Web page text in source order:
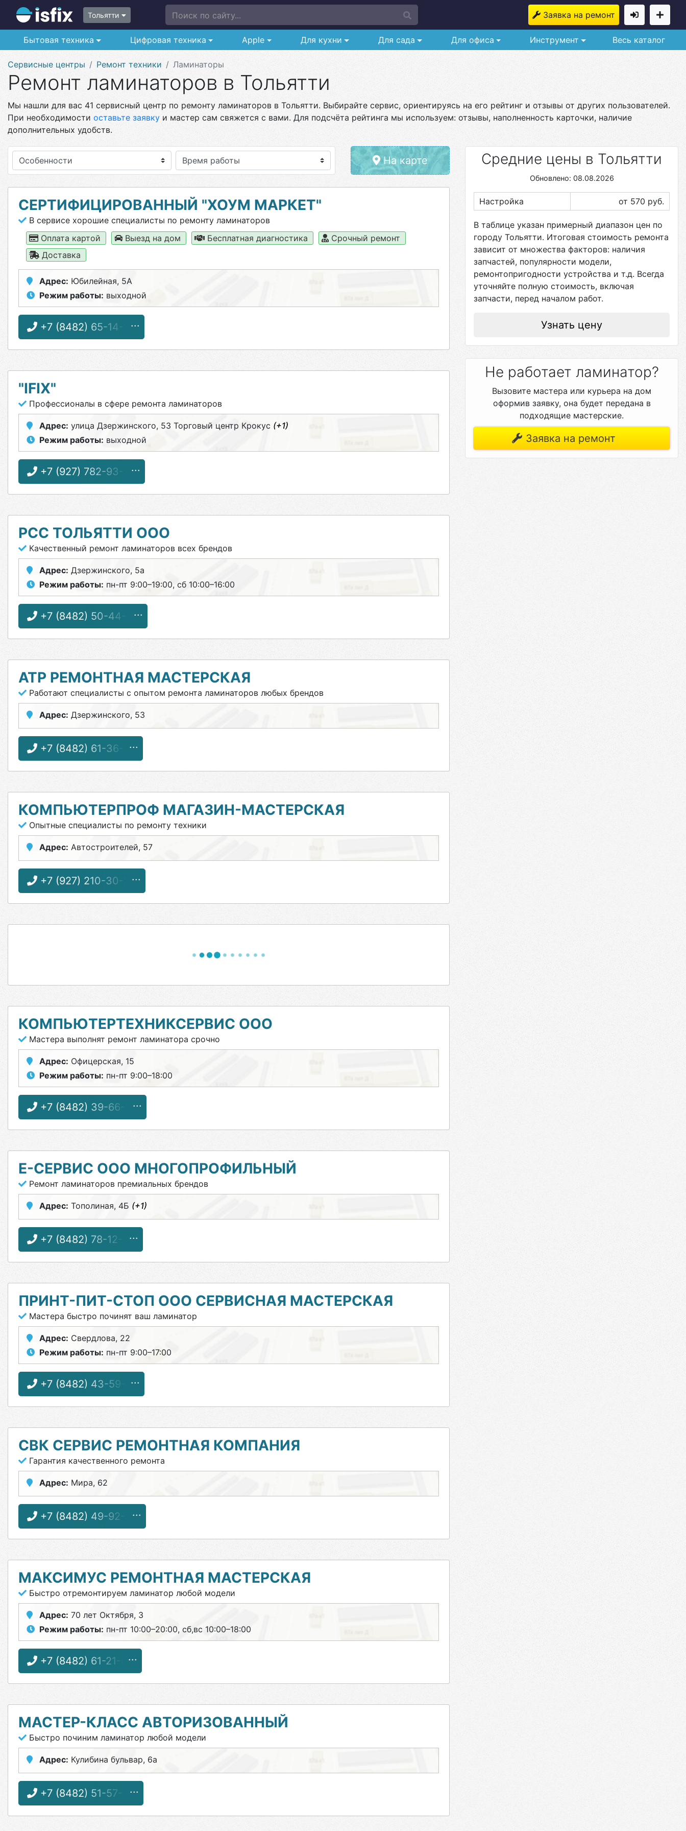
Тольятти Поиск по сайту... Заявка на ремонт
Бытовая техника Цифровая техника Apple Для кухни Для сада Для офиса Инструмент Весь каталог
Сервисные центры Ремонт техники Ламинаторы
Ремонт ламинаторов в Тольятти
Мы нашли для вас 41 сервисный центр по ремонту ламинаторов в Тольятти. Выбирайте сервис, ориентируясь на его рейтинг и отзывы от других пользователей.
При необходимости оставьте заявку и мастер сам свяжется с вами. Для подсчёта рейтинга мы используем: отзывы, наполненность карточки, наличие
дополнительных удобств.
Особенности На карте
СЕРТИФИЦИРОВАННЫЙ "ХОУМ МАРКЕТ"
В сервисе хорошие специалисты по ремонту ламинаторов
Оплата картой
Выезд на дом Бесплатная диагностика
Срочный ремонт
Доставка
Адрес: Юбилейная, 5А
Режим работы: выходной
+7 (8482) 65-14-24
"IFIX"
Профессионалы в сфере ремонта ламинаторов
Адрес: улица Дзержинского, 53 Торговый центр Крокус (+1)
Режим работы: выходной
+7 (927) 782-93-32
РСС ТОЛЬЯТТИ ООО
Качественный ремонт ламинаторов всех брендов
Адрес: Дзержинского, 5а
Режим работы: пн-пт 9:00–19:00, сб 10:00–16:00
+7 (8482) 50-44-53
АТР РЕМОНТНАЯ МАСТЕРСКАЯ
Работают специалисты с опытом ремонта ламинаторов любых брендов
Адрес: Дзержинского, 53
+7 (8482) 61-36-61
КОМПЬЮТЕРПРОФ МАГАЗИН-МАСТЕРСКАЯ
Опытные специалисты по ремонту техники
Адрес: Автостроителей, 57
+7 (927) 210-30-30
КОМПЬЮТЕРТЕХНИКСЕРВИС ООО
Мастера выполнят ремонт ламинатора срочно
Адрес: Офицерская, 15
Режим работы: пн-пт 9:00–18:00
+7 (8482) 39-66-39
Е-СЕРВИС ООО МНОГОПРОФИЛЬНЫЙ
Ремонт ламинаторов премиальных брендов
Адрес: Тополиная, 4Б (+1)
+7 (8482) 78-12-28
ПРИНТ-ПИТ-СТОП ООО СЕРВИСНАЯ МАСТЕРСКАЯ
Мастера быстро починят ваш ламинатор
Адрес: Свердлова, 22
Режим работы: пн-пт 9:00–17:00
+7 (8482) 43-59-17
СВК СЕРВИС РЕМОНТНАЯ КОМПАНИЯ
Гарантия качественного ремонта
Адрес: Мира, 62
+7 (8482) 49-92-99
МАКСИМУС РЕМОНТНАЯ МАСТЕРСКАЯ
Быстро отремонтируем ламинатор любой модели
Адрес: 70 лет Октября, 3
Режим работы: пн-пт 10:00–20:00, сб,вс 10:00–18:00
+7 (8482) 61-21-66
МАСТЕР-КЛАСС АВТОРИЗОВАННЫЙ
Быстро починим ламинатор любой модели
Адрес: Кулибина бульвар, 6а
+7 (8482) 51-57-92
Средние цены в Тольятти
Обновлено: 08.08.2026
Настройка от 570 руб.
В таблице указан примерный диапазон цен по
городу Тольятти. Итоговая стоимость ремонта
зависит от множества факторов: наличия
запчастей, популярности модели,
ремонтопригодности устройства и т.д. Всегда
уточняйте полную стоимость, включая
запчасти, перед началом работ.
Узнать цену
Не работает ламинатор?
Вызовите мастера или курьера на дом
оформив заявку, она будет передана в
подходящие мастерские.
Заявка на ремонт